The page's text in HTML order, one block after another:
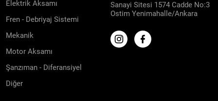
Elektrik Aksamı
Fren - Debriyaj Sistemi
Mekanik
Motor Aksamı
Şanzıman - Diferansiyel
Diğer
Sanayi Sitesi 1574 Cadde No:3
Ostim Yenimahalle/Ankara